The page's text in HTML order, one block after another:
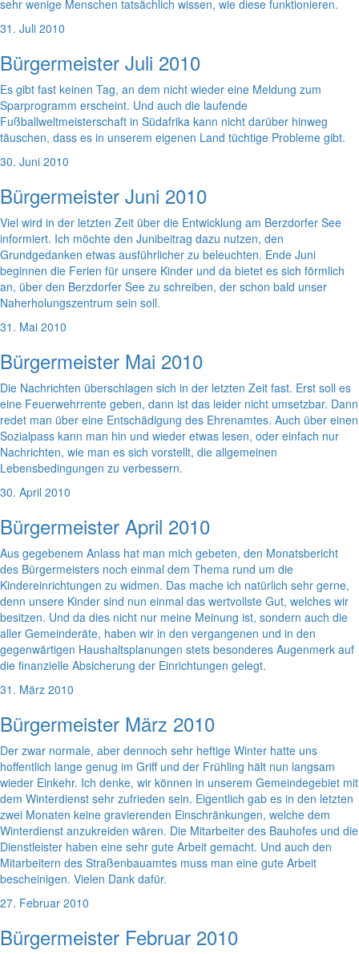
sehr wenige Menschen tatsächlich wissen, wie diese funktionieren.
31. Juli 2010
Bürgermeister Juli 2010
Es gibt fast keinen Tag, an dem nicht wieder eine Meldung zum
Sparprogramm erscheint. Und auch die laufende
Fußballweltmeisterschaft in Südafrika kann nicht darüber hinweg
täuschen, dass es in unserem eigenen Land tüchtige Probleme gibt.
30. Juni 2010
Bürgermeister Juni 2010
Viel wird in der letzten Zeit über die Entwicklung am Berzdorfer See
informiert. Ich möchte den Junibeitrag dazu nutzen, den
Grundgedanken etwas ausführlicher zu beleuchten. Ende Juni
beginnen die Ferien für unsere Kinder und da bietet es sich förmlich
an, über den Berzdorfer See zu schreiben, der schon bald unser
Naherholungszentrum sein soll.
31. Mai 2010
Bürgermeister Mai 2010
Die Nachrichten überschlagen sich in der letzten Zeit fast. Erst soll es
eine Feuerwehrrente geben, dann ist das leider nicht umsetzbar. Dann
redet man über eine Entschädigung des Ehrenamtes. Auch über einen
Sozialpass kann man hin und wieder etwas lesen, oder einfach nur
Nachrichten, wie man es sich vorstellt, die allgemeinen
Lebensbedingungen zu verbessern.
30. April 2010
Bürgermeister April 2010
Aus gegebenem Anlass hat man mich gebeten, den Monatsbericht
des Bürgermeisters noch einmal dem Thema rund um die
Kindereinrichtungen zu widmen. Das mache ich natürlich sehr gerne,
denn unsere Kinder sind nun einmal das wertvollste Gut, welches wir
besitzen. Und da dies nicht nur meine Meinung ist, sondern auch die
aller Gemeinderäte, haben wir in den vergangenen und in den
gegenwärtigen Haushaltsplanungen stets besonderes Augenmerk auf
die finanzielle Absicherung der Einrichtungen gelegt.
31. März 2010
Bürgermeister März 2010
Der zwar normale, aber dennoch sehr heftige Winter hatte uns
hoffentlich lange genug im Griff und der Frühling hält nun langsam
wieder Einkehr. Ich denke, wir können in unserem Gemeindegebiet mit
dem Winterdienst sehr zufrieden sein. Eigentlich gab es in den letzten
zwei Monaten keine gravierenden Einschränkungen, welche dem
Winterdienst anzukreiden wären. Die Mitarbeiter des Bauhofes und die
Dienstleister haben eine sehr gute Arbeit gemacht. Und auch den
Mitarbeitern des Straßenbauamtes muss man eine gute Arbeit
bescheinigen. Vielen Dank dafür.
27. Februar 2010
Bürgermeister Februar 2010